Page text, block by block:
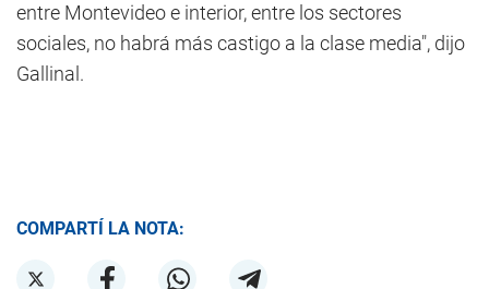
entre Montevideo e interior, entre los sectores
sociales, no habrá más castigo a la clase media", dijo
Gallinal.
COMPARTÍ LA NOTA: